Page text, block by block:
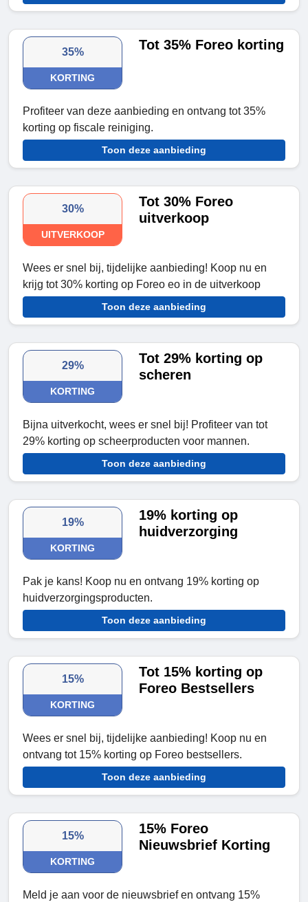
35%
KORTING
Tot 35% Foreo korting
Profiteer van deze aanbieding en ontvang tot 35%
korting op fiscale reiniging.
Toon deze aanbieding
30%
UITVERKOOP
Tot 30% Foreo
uitverkoop
Wees er snel bij, tijdelijke aanbieding! Koop nu en
krijg tot 30% korting op Foreo eo in de uitverkoop
Toon deze aanbieding
29%
KORTING
Tot 29% korting op
scheren
Bijna uitverkocht, wees er snel bij! Profiteer van tot
29% korting op scheerproducten voor mannen.
Toon deze aanbieding
19%
KORTING
19% korting op
huidverzorging
Pak je kans! Koop nu en ontvang 19% korting op
huidverzorgingsproducten.
Toon deze aanbieding
15%
KORTING
Tot 15% korting op
Foreo Bestsellers
Wees er snel bij, tijdelijke aanbieding! Koop nu en
ontvang tot 15% korting op Foreo bestsellers.
Toon deze aanbieding
15%
KORTING
15% Foreo
Nieuwsbrief Korting
Meld je aan voor de nieuwsbrief en ontvang 15%